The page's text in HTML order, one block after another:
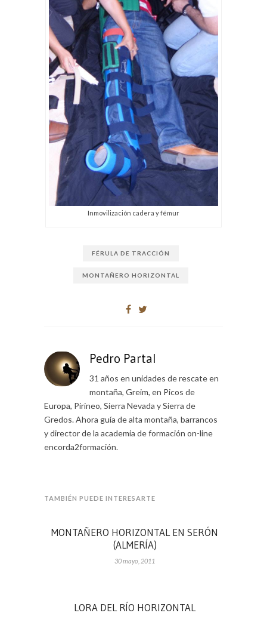
Inmovilización cadera y fémur
FÉRULA DE TRACCIÓN
MONTAÑERO HORIZONTAL
Pedro Partal
31 años en unidades de rescate en
montaña, Greim, en Picos de
Europa, Pirineo, Sierra Nevada y Sierra de
Gredos. Ahora guía de alta montaña, barrancos
y director de la academia de formación on-line
encorda2formación.
TAMBIÉN PUEDE INTERESARTE
MONTAÑERO HORIZONTAL EN SERÓN
(ALMERÍA)
30 mayo, 2011
LORA DEL RÍO HORIZONTAL